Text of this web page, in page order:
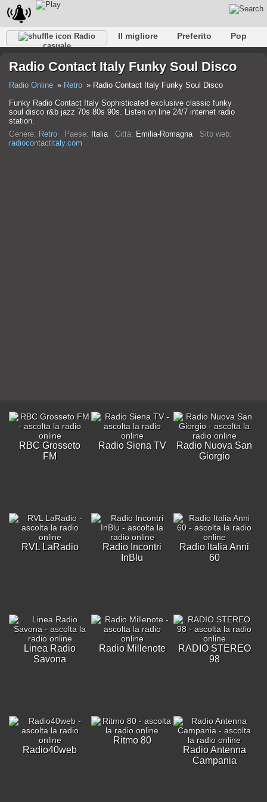
Radio
casuale
Il migliore Preferito
Pop
Rap
Falk Jazz Baby Classico
Radio Contact Italy Funky Soul Disco
Radio Online Retro
Radio Contact Italy Funky Soul Disco
Funky Radio Contact Italy Sophisticated exclusive classic funky
soul disco r&b jazz 70s 80s 90s. Listen on line 24/7 internet radio
station.
Genere: Retro Paese: Italia Città: Emilia-Romagna Sito web:
radiocontactitaly.com
RBC Grosseto
FM
Radio Siena TV
Radio Nuova San
Giorgio
RVL LaRadio
Radio Incontri
InBlu
Radio Italia Anni
60
Linea Radio
Savona
Radio Millenote
RADIO STEREO
98
Radio40web
Ritmo 80
Radio Antenna
Campania